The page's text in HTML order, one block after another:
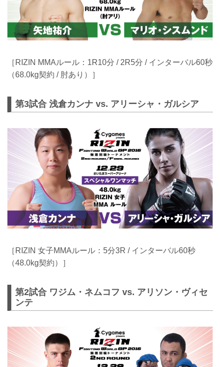
［RIZIN MMAルール：1R10分 / 2R5分 / インターバル60秒
（68.0kg契約 / 肘あり）］
第3試合 浅倉カンナ vs. アリーシャ・ガルシア
［RIZIN 女子MMAルール：5分3R / インターバル60秒
（48.0kg契約）］
第2試合 ワジム・ネムコフ vs. アリソン・ヴィセ
ンテ